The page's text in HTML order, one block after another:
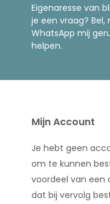
Eigenaresse van
je een vraag? Bel,
WhatsApp mij
helpen.
Mijn Account
Je hebt geen
om te kunnen
voordeel van een
dat bij vervolg